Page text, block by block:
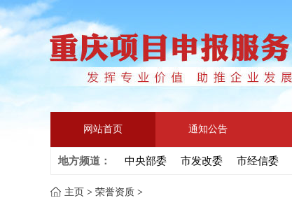
网站首页 通知公告
地方频道： 中央部委 市发改委 市经信委
主页 > 荣誉资质 >